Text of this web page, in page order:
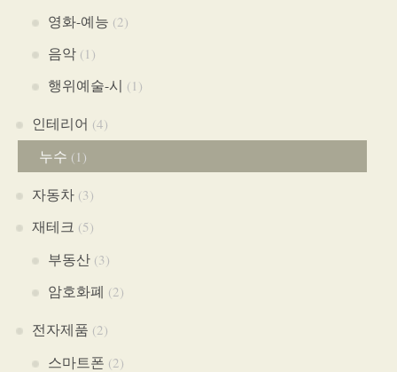
영화-예능 (2)
음악(1)
행위예술-시 (1)
인테리어 (4)
누수 (1)
자동차(3)
재테크 (5)
부동산(3)
암호화폐 (2)
전자제품 (2)
스마트폰 (2)